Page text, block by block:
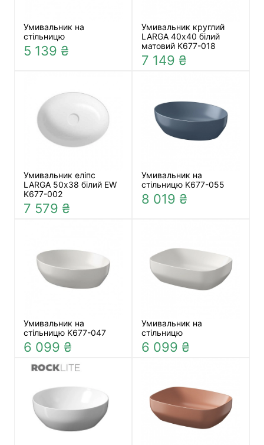
Умивальник на
стільницю
5 139 ₴
Умивальник круглий
LARGA 40х40 білий
матовий K677-018
7 149 ₴
Умивальник еліпс
LARGA 50х38 білий EW
K677-002
7 579 ₴
Умивальник на
стільницю K677-055
8 019 ₴
Умивальник на
стільницю K677-047
6 099 ₴
Умивальник на
стільницю
6 099 ₴